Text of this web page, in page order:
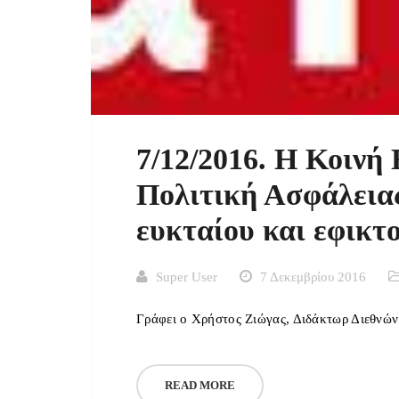
7/12/2016. Η Κοινή
Πολιτική
ευκταίου και
Super User 7 Δεκεμβρίου 2016
Γράφει ο Χρήστος Ζιώγας, Διδάκτωρ
READ MORE